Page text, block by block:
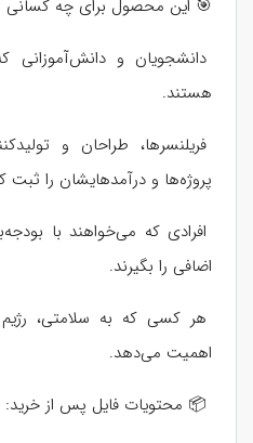
🎯 این محصول برای چه کسانی
دانشجویان و دانش‌آموزانی
هستند.
فریلنسرها، طراحان و
پروژه‌ها و درآمدهایشان را ثبت
افرادی که می‌خواهند با
اضافی را بگیرند.
هر کسی که به سلامتی،
اهمیت می‌دهد.
📦 محتویات فایل پس از خرید: